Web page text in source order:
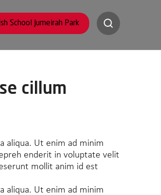
School Jumeirah Park
cillum
aliqua. Ut enim ad minim
enderit in voluptate velit
mollit anim id est
aliqua. Ut enim ad minim